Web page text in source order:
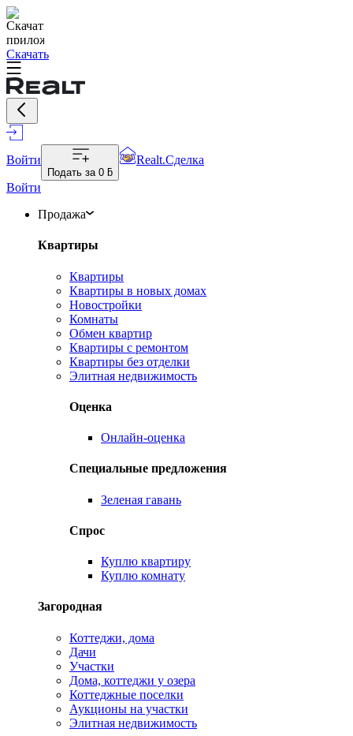
Скачать
Войти
Подать за 0 ƃ
Realt.Сделка
Войти
Продажа
Квартиры
Квартиры
Квартиры в новых домах
Новостройки
Комнаты
Обмен квартир
Квартиры с ремонтом
Квартиры без отделки
Элитная недвижимость
Оценка
Онлайн-оценка
Специальные предложения
Зеленая гавань
Спрос
Куплю квартиру
Куплю комнату
Загородная
Коттеджи, дома
Дачи
Участки
Дома, коттеджи у озера
Коттеджные поселки
Аукционы на участки
Элитная недвижимость